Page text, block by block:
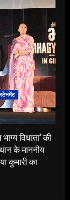
विधाता’ की
के माननीय
कुमारी का